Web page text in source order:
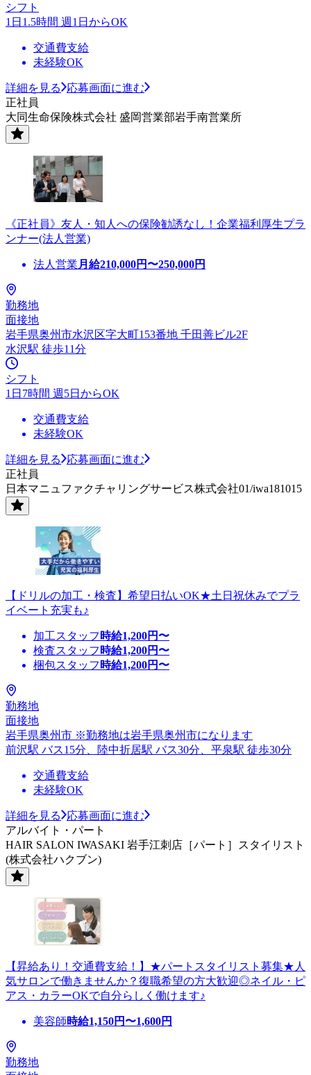
シフト
1日1.5時間 週1日からOK
交通費支給
未経験OK
詳細を見る
応募画面に進む
正社員
大同生命保険株式会社 盛岡営業部岩手南営業所
《正社員》友人・知人への保険勧誘なし！企業福利厚生プラ
ンナー(法人営業)
法人営業 月給210,000円〜250,000円
勤務地
面接地
岩手県奥州市水沢区字大町153番地 千田善ビル2F
水沢駅 徒歩11分
シフト
1日7時間 週5日からOK
交通費支給
未経験OK
詳細を見る
応募画面に進む
正社員
日本マニュファクチャリングサービス株式会社01/iwa181015
【ドリルの加工・検査】希望日払いOK★土日祝休みでプラ
イベート充実も♪
加工スタッフ 時給1,200円〜
検査スタッフ 時給1,200円〜
梱包スタッフ 時給1,200円〜
勤務地
面接地
岩手県奥州市 ※勤務地は岩手県奥州市になります
前沢駅 バス15分、陸中折居駅 バス30分、平泉駅 徒歩30分
交通費支給
未経験OK
詳細を見る
応募画面に進む
アルバイト・パート
HAIR SALON IWASAKI 岩手江刺店［パート］スタイリスト
(株式会社ハクブン)
【昇給あり！交通費支給！】★パートスタイリスト募集★人
気サロンで働きませんか？復職希望の方大歓迎◎ネイル・ピ
アス・カラーOKで自分らしく働けます♪
美容師時給1,150円〜1,600円
勤務地